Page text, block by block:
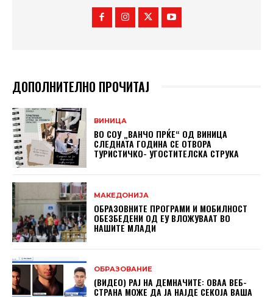
ДОПОЛНИТЕЛНО ПРОЧИТАЈ
ВИНИЦА
ВО СОУ „ВАНЧО ПРЌЕ“ ОД ВИНИЦА
СЛЕДНАТА ГОДИНА СЕ ОТВОРА
ТУРИСТИЧКО- УГОСТИТЕЛСКА СТРУКА
МАКЕДОНИЈА
ОБРАЗОВНИТЕ ПРОГРАМИ И МОБИЛНОСТ
ОБЕЗБЕДЕНИ ОД ЕУ ВЛОЖУВААТ ВО
НАШИТЕ МЛАДИ
ОБРАЗОВАНИЕ
(ВИДЕО) РАЈ НА ДЕМНАЧИТЕ: ОВАА ВЕБ-
СТРАНА МОЖЕ ДА ЈА НАЈДЕ СЕКОЈА ВАША